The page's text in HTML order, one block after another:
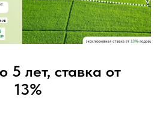
5 лет, ставка от
13%